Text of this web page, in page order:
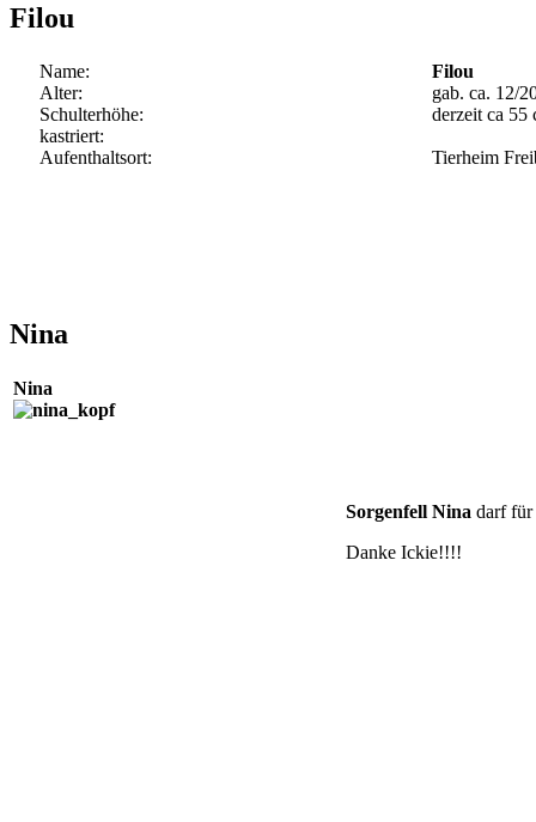
Filou
Name:
Alter:
Schulterhöhe:
kastriert:
Aufenthaltsort:
Filou
gab. ca. 12/
derzeit ca 55
Tierheim
Nina
Nina
Sorgenfell Nina darf für
Danke Ickie!!!!